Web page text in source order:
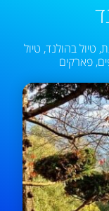
, טיול בהולנד, טיול
,פארקים